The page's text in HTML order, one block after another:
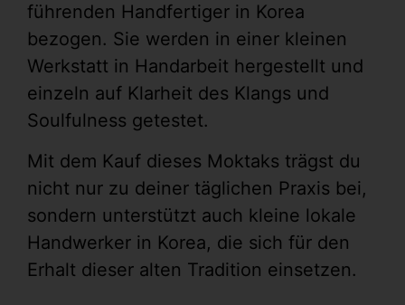
führenden Handfertiger in Korea
bezogen. Sie werden in einer kleinen
Werkstatt in Handarbeit hergestellt und
einzeln auf Klarheit des Klangs und
Soulfulness getestet.
Mit dem Kauf dieses Moktaks trägst du
nicht nur zu deiner täglichen Praxis bei,
sondern unterstützt auch kleine lokale
Handwerker in Korea, die sich für den
Erhalt dieser alten Tradition einsetzen.